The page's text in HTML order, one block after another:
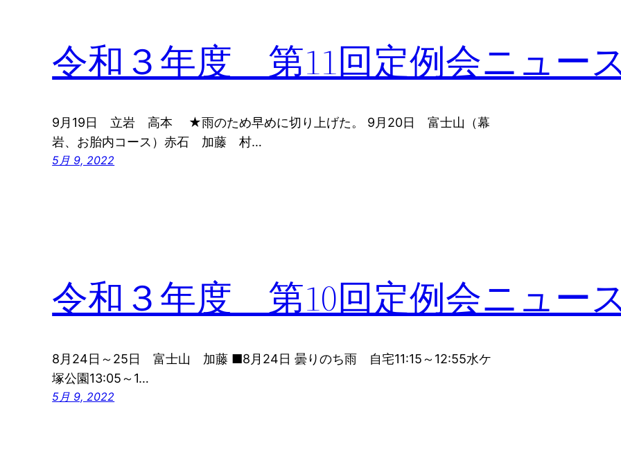
令和３年度 第11回定例会ニュー
9月19日 立岩 高本 ★雨のため早めに切り上げた。 9月20日 富士山（幕
岩、お胎内コース）赤石 加藤 村…
5月 9, 2022
令和３年度 第10回定例会ニュー
8月24日～25日 富士山 加藤 ■8月24日 曇りのち雨 自宅11:15～12:55水ケ
塚公園13:05～1…
5月 9, 2022